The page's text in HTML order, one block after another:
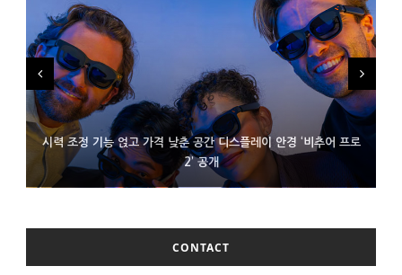
시력 조정 기능 얹고 가격 낮춘 공간 디스플레이 안경 ‘비추어 프로
2’ 공개
D램 부족에 10억달러어치 아이폰18 프로세서 패키징 대기 중
300~400달러 반지형 스피커 준비하는 오픈AI
CONTACT